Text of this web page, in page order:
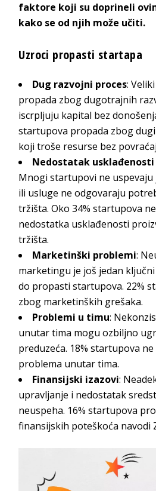
faktore koji su doprineli
kako se od njih može učiti.
Uzroci propasti startapa
Dug razvojni proces:
propada zbog dugotrajnih
iscrpljuju kapital bez
startupova propada zbog
koji troše resurse bez
Nedostatak
Mnogi startupovi ne
ili usluge ne odgovaraju
tržišta. Oko 34% startupova
nedostatka usklađenosti
tržišta.
Marketinški problemi:
marketingu je još jedan
do propasti startupova. 22%
zbog marketinških grešaka.
Problemi u timu:
unutar tima mogu ozbiljno
preduzeća. 18% startupova
problema unutar tima.
Finansijski izazovi:
upravljanje i nedostatak
neuspeha. 16% startupova
finansijskih poteškoća navodi